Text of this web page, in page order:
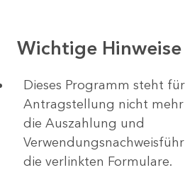
Wichtige Hinweise
Dieses Programm steht
Antragstellung nicht
die Auszahlung und
die verlinkten Formulare.